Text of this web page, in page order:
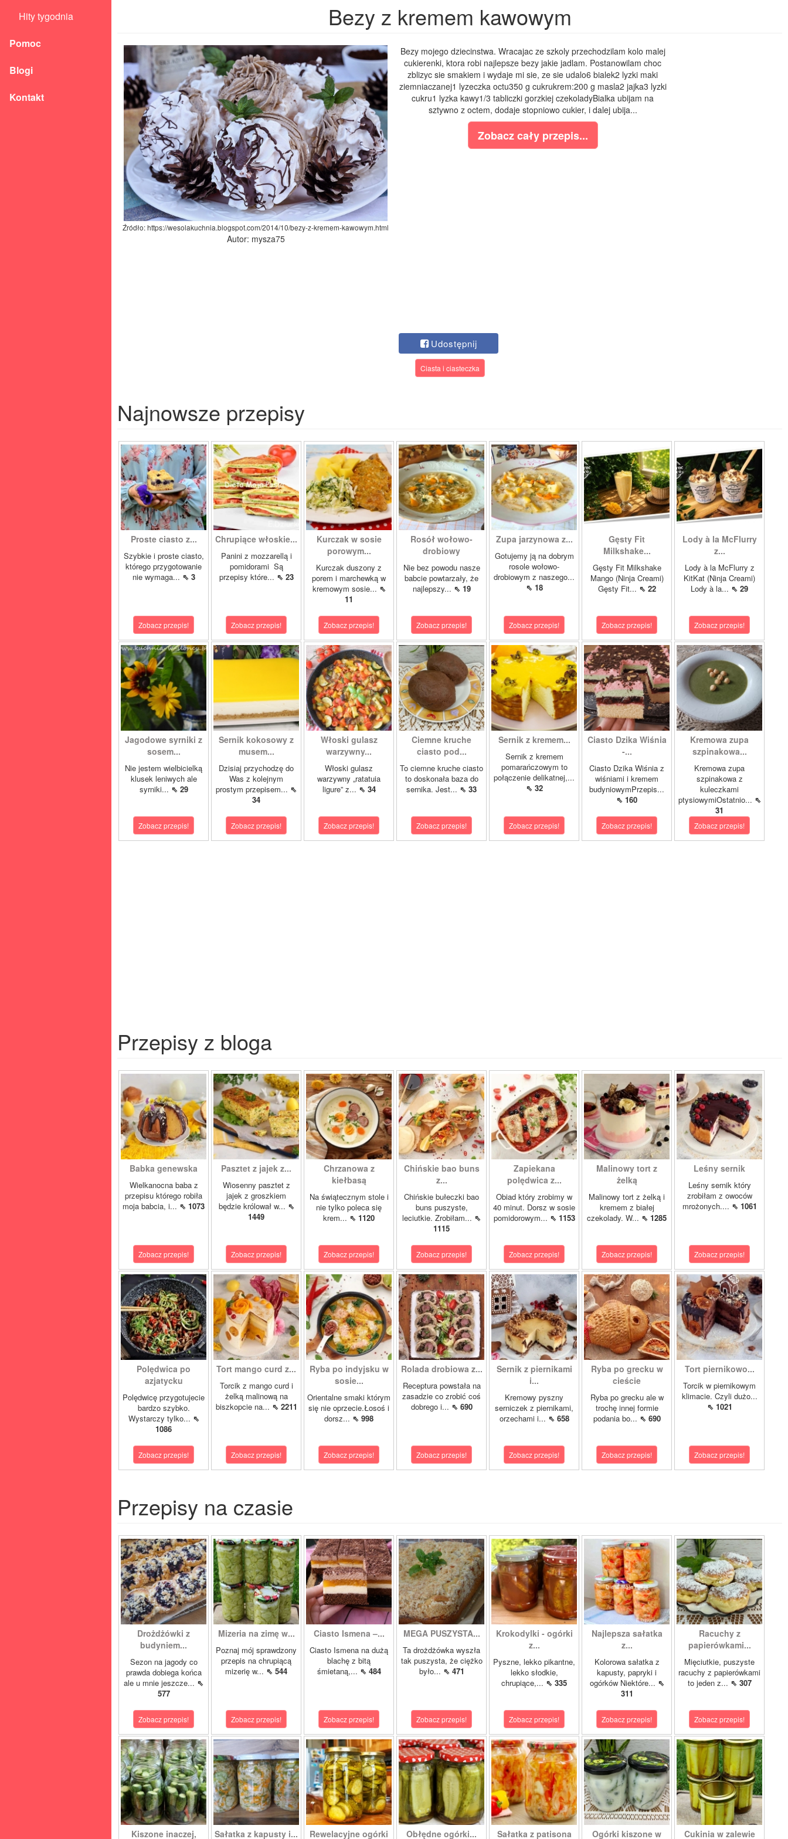
Hity tygodnia
Pomoc
Blogi
Kontakt
Bezy z kremem kawowym
Źródło: https://wesolakuchnia.blogspot.com/2014/10/bezy-z-kremem-kawowym.html
Autor: mysza75
Bezy mojego dziecinstwa. Wracajac ze szkoly przechodzilam kolo malej
cukierenki, ktora robi najlepsze bezy jakie jadlam. Postanowilam choc
zblizyc sie smakiem i wydaje mi sie, ze sie udalo6 bialek2 lyzki maki
ziemniaczanej1 lyzeczka octu350 g cukrukrem:200 g masla2 jajka3 lyzki
cukru1 lyzka kawy1/3 tabliczki gorzkiej czekoladyBialka ubijam na
sztywno z octem, dodaje stopniowo cukier, i dalej ubija...
Zobacz cały przepis...
Udostępnij
Ciasta i ciasteczka
Najnowsze przepisy
Proste ciasto z...
Szybkie i proste ciasto,
którego przygotowanie
nie wymaga... ⇖ 3
Zobacz przepis!
Chrupiące włoskie...
Panini z mozzarellą i
pomidorami Są
przepisy które... ⇖ 23
Zobacz przepis!
Kurczak w sosie
porowym...
Kurczak duszony z
porem i marchewką w
kremowym sosie... ⇖
11
Zobacz przepis!
Rosół wołowo-
drobiowy
Nie bez powodu nasze
babcie powtarzały, że
najlepszy... ⇖ 19
Zobacz przepis!
Zupa jarzynowa z...
Gotujemy ją na dobrym
rosole wołowo-
drobiowym z naszego...
⇖ 18
Zobacz przepis!
Gęsty Fit
Milkshake...
Gęsty Fit Milkshake
Mango (Ninja Creami)
Gęsty Fit... ⇖ 22
Zobacz przepis!
Lody à la McFlurry
z...
Lody à la McFlurry z
KitKat (Ninja Creami)
Lody à la... ⇖ 29
Zobacz przepis!
Jagodowe syrniki z
sosem...
Nie jestem wielbicielką
klusek leniwych ale
syrniki... ⇖ 29
Zobacz przepis!
Sernik kokosowy z
musem...
Dzisiaj przychodzę do
Was z kolejnym
prostym przepisem... ⇖
34
Zobacz przepis!
Włoski gulasz
warzywny...
Włoski gulasz
warzywny „ratatuia
ligure” z... ⇖ 34
Zobacz przepis!
Ciemne kruche
ciasto pod...
To ciemne kruche ciasto
to doskonała baza do
sernika. Jest... ⇖ 33
Zobacz przepis!
Sernik z kremem...
Sernik z kremem
pomarańczowym to
połączenie delikatnej,...
⇖ 32
Zobacz przepis!
Ciasto Dzika Wiśnia
-...
Ciasto Dzika Wiśnia z
wiśniami i kremem
budyniowymPrzepis...
⇖ 160
Zobacz przepis!
Kremowa zupa
szpinakowa...
Kremowa zupa
szpinakowa z
kuleczkami
ptysiowymiOstatnio... ⇖
31
Zobacz przepis!
Przepisy z bloga
Babka genewska
Wielkanocna baba z
przepisu którego robiła
moja babcia, i... ⇖ 1073
Zobacz przepis!
Pasztet z jajek z...
Wiosenny pasztet z
jajek z groszkiem
będzie królował w... ⇖
1449
Zobacz przepis!
Chrzanowa z
kiełbasą
Na świątecznym stole i
nie tylko poleca się
krem... ⇖ 1120
Zobacz przepis!
Chińskie bao buns
z...
Chińskie bułeczki bao
buns puszyste,
leciutkie. Zrobiłam... ⇖
1115
Zobacz przepis!
Zapiekana
polędwica z...
Obiad który zrobimy w
40 minut. Dorsz w sosie
pomidorowym... ⇖ 1153
Zobacz przepis!
Malinowy tort z
żelką
Malinowy tort z żelką i
kremem z białej
czekolady. W... ⇖ 1285
Zobacz przepis!
Leśny sernik
Leśny sernik który
zrobiłam z owoców
mrożonych.... ⇖ 1061
Zobacz przepis!
Polędwica po
azjatycku
Polędwicę przygotujecie
bardzo szybko.
Wystarczy tylko... ⇖
1086
Zobacz przepis!
Tort mango curd z...
Torcik z mango curd i
żelką malinową na
biszkopcie na... ⇖ 2211
Zobacz przepis!
Ryba po indyjsku w
sosie...
Orientalne smaki którym
się nie oprzecie.Łosoś i
dorsz... ⇖ 998
Zobacz przepis!
Rolada drobiowa z...
Receptura powstała na
zasadzie co zrobić coś
dobrego i... ⇖ 690
Zobacz przepis!
Sernik z piernikami
i...
Kremowy pyszny
serniczek z piernikami,
orzechami i... ⇖ 658
Zobacz przepis!
Ryba po grecku w
cieście
Ryba po grecku ale w
trochę innej formie
podania bo... ⇖ 690
Zobacz przepis!
Tort piernikowo...
Torcik w piernikowym
klimacie. Czyli dużo...
⇖ 1021
Zobacz przepis!
Przepisy na czasie
Drożdżówki z
budyniem...
Sezon na jagody co
prawda dobiega końca
ale u mnie jeszcze... ⇖
577
Zobacz przepis!
Mizeria na zimę w...
Poznaj mój sprawdzony
przepis na chrupiącą
mizerię w... ⇖ 544
Zobacz przepis!
Ciasto Ismena –...
Ciasto Ismena na dużą
blachę z bitą
śmietaną,... ⇖ 484
Zobacz przepis!
MEGA PUSZYSTA...
Ta drożdżówka wyszła
tak puszysta, że ciężko
było... ⇖ 471
Zobacz przepis!
Krokodylki - ogórki
z...
Pyszne, lekko pikantne,
lekko słodkie,
chrupiące,... ⇖ 335
Zobacz przepis!
Najlepsza sałatka
z...
Kolorowa sałatka z
kapusty, papryki i
ogórków Niektóre... ⇖
311
Zobacz przepis!
Racuchy z
papierówkami...
Mięciutkie, puszyste
racuchy z papierówkami
to jeden z... ⇖ 307
Zobacz przepis!
Kiszone inaczej, Sałatka z kapusty i... Rewelacyjne ogórki Obłędne ogórki... Sałatka z patisona Ogórki kiszone w Cukinia w zalewie